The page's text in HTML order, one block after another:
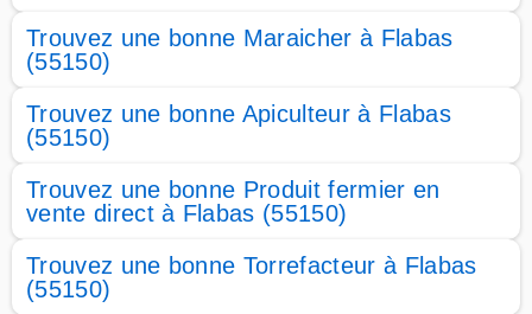
Trouvez une bonne Maraicher à Flabas
(55150)
Trouvez une bonne Apiculteur à Flabas
(55150)
Trouvez une bonne Produit fermier en
vente direct à Flabas (55150)
Trouvez une bonne Torrefacteur à Flabas
(55150)